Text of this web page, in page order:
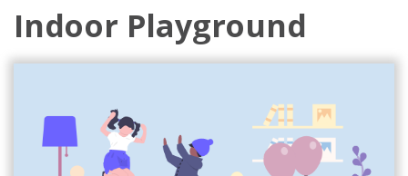
Indoor Playground